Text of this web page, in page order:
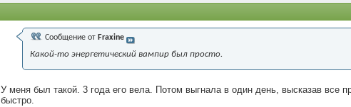
Сообщение от Fraxine
Какой-то энергетический вампир был просто.
У меня был такой. 3 года его вела. Потом выгнала в один день, высказав
быстро.